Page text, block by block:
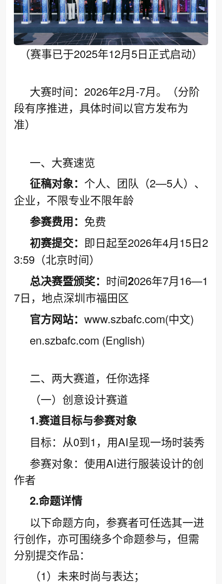
（赛事已于2025年12月5日正式启动）
大赛时间：2026年2月-7月。（分阶
段有序推进，具体时间以官方发布为
准）
一、大赛速览
征稿对象： 个人、团队（2—5人）、
企业，不限专业不限年龄
参赛费用： 免费
初赛提交： 即日起至2026年4月15日2
3:59（北京时间）
总决赛暨颁奖： 时间2026年7月16—1
7日，地点深圳市福田区
官方网站： www.szbafc.com(中文)
en.szbafc.com (English)
二、两大赛道，任你选择
（一）创意设计赛道
1.赛道目标与参赛对象
目标：从0到1，用AI呈现一场时装秀
参赛对象：使用AI进行服装设计的创
作者
2.命题详情
以下命题方向，参赛者可任选其一进
行创作，亦可围绕多个命题参与，但需
分别提交作品：
（1）未来时尚与表达；